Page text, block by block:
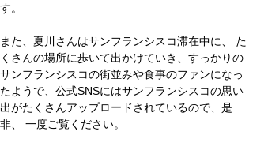
す。
また、夏川さんはサンフランシスコ滞在中に、 た
くさんの場所に歩いて出かけていき、すっかりの
サンフランシスコの街並みや食事のファンになっ
たようで、公式SNSにはサンフランシスコの思い
出がたくさんアップロードされているので、是
非、 一度ご覧ください。